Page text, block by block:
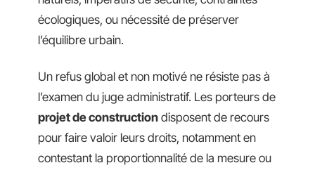
écologiques, ou nécessité de préserver
l’équilibre urbain.
Un refus global et non motivé ne résiste pas à
l’examen du juge administratif. Les porteurs de
projet de construction disposent de recours
pour faire valoir leurs droits, notamment en
contestant la proportionnalité de la mesure ou